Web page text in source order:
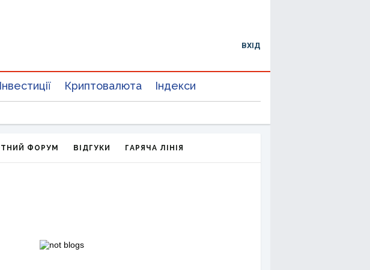
ВХІД
Інвестиції Криптовалюта Індекси
ФОРУМ ВІДГУКИ ГАРЯЧА ЛІНІЯ